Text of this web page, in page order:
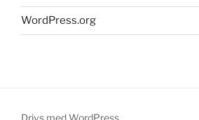
WordPress.org
Drivs med WordPress